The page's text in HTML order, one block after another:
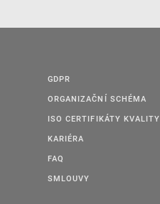
GDPR
ORGANIZAČNÍ SCHÉMA
ISO CERTIFIKÁTY KVALITY
KARIÉRA
FAQ
SMLOUVY